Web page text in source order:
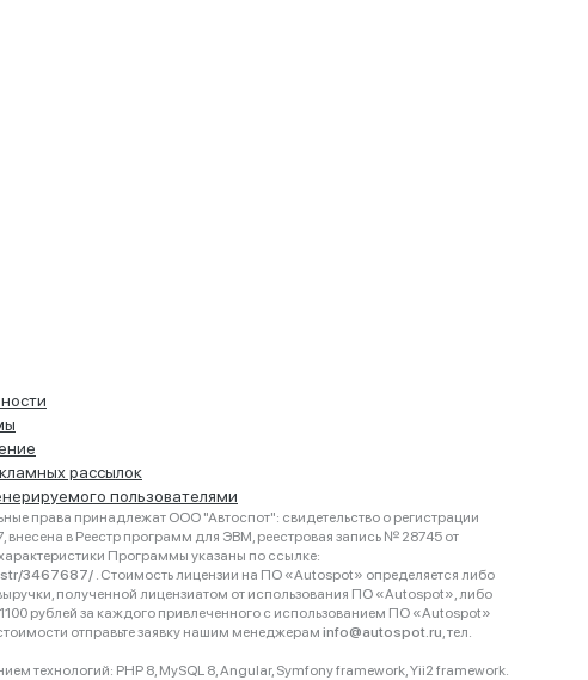
рассылок
пользователями
права принадлежат ООО "Автоспот": свидетельство о регистрации
в Реестр программ для ЭВМ, реестровая запись № 28745 от
Программы указаны по ссылке:
3467687/ . Стоимость лицензии на ПО «Autospot» определяется либо
выручки, полученной лицензиатом от использования ПО «Autospot», либо
рублей за каждого привлеченного с использованием ПО «Autospot»
отправьте заявку нашим менеджерам info@autospot.ru, тел.
технологий: PHP 8, MySQL 8, Angular, Symfony framework, Yii2 framework.